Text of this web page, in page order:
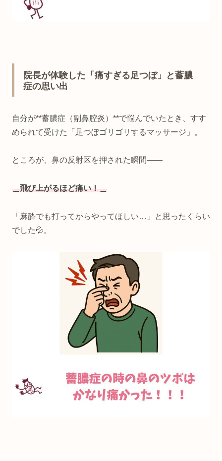
院長が体験した「痛すぎる足つぼ」と蓄膿
症の思い出
自分が**蓄膿症（副鼻腔炎）**で悩んでいたとき、すす
められて受けた「足つぼゴリゴリするマッサージ」。
ところが、鼻の反射区を押された瞬間――
＿飛び上がるほど痛い！＿
「麻酔でも打ってからやってほしい…」と思ったくらい
でした💦。